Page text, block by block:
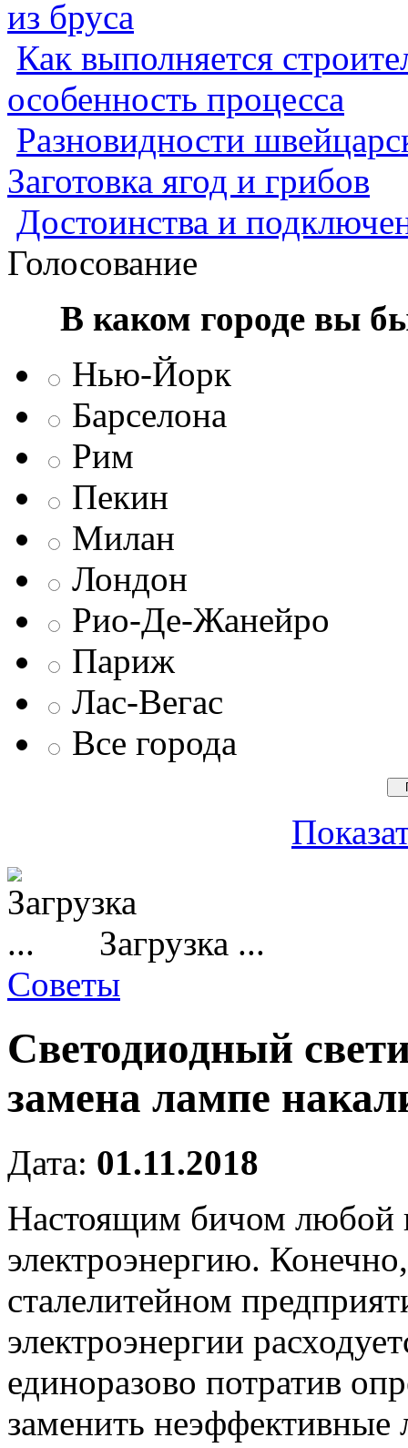
из бруса
Как выполняется
особенность процесса
Разновидности
Заготовка ягод и грибов
Достоинства и
Голосование
В каком городе вы
Нью-Йорк
Барселона
Рим
Пекин
Милан
Лондон
Рио-Де-Жанейро
Париж
Лас-Вегас
Все города
Загрузка ...
Советы
Светодиодный
замена лампе
Дата: 01.11.2018
Настоящим бичом любой
электроэнергию.
сталелитейном
электроэнергии
единоразово потратив
заменить неэффективные